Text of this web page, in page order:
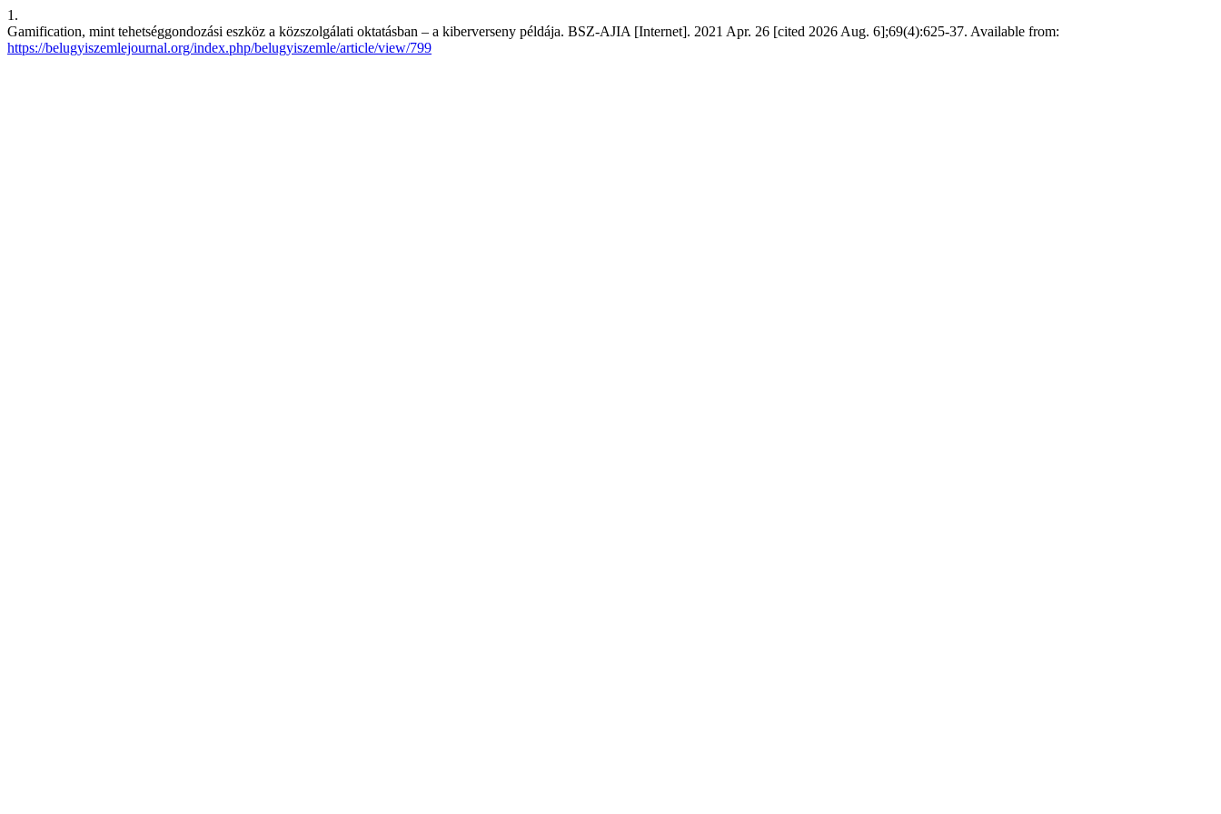
1.
Gamification, mint tehetséggondozási eszköz a közszolgálati oktatásban – a kiberverseny példája. BSZ-AJIA [Internet]. 2021 Apr. 26 [cited 2026 Aug. 6];69(4):625-37. Available from:
https://belugyiszemlejournal.org/index.php/belugyiszemle/article/view/799